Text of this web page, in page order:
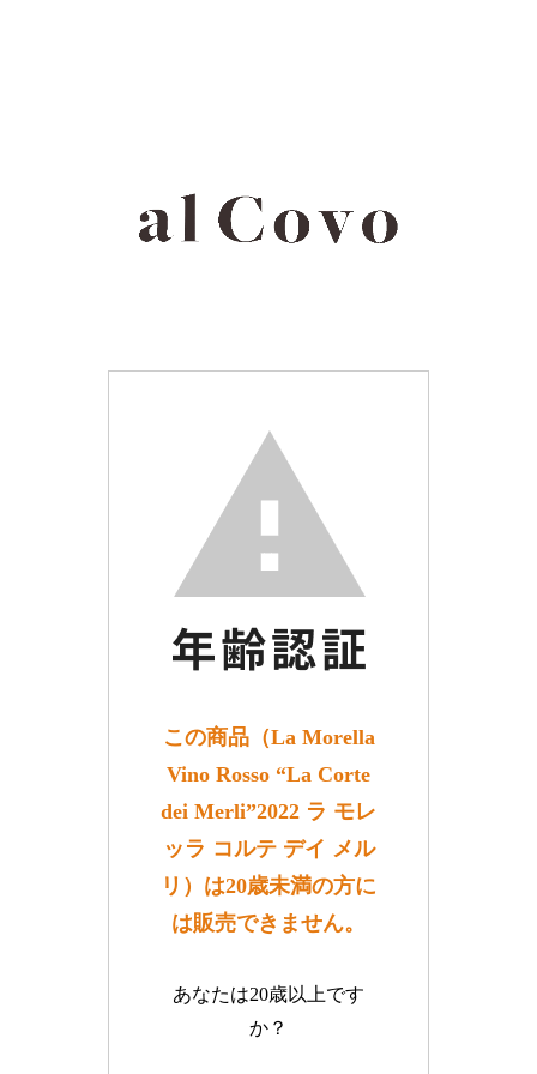
この商品（La Morella
Vino Rosso “La Corte
dei Merli”2022 ラ モレ
ッラ コルテ デイ メル
リ）は20歳未満の方に
は販売できません。
あなたは20歳以上です
か？